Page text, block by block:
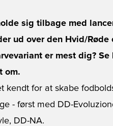
sig tilbage med
ud over den Hvid/Røde
er mest dig?
om.
kendt for at skabe
- først med DD-
DD-NA.